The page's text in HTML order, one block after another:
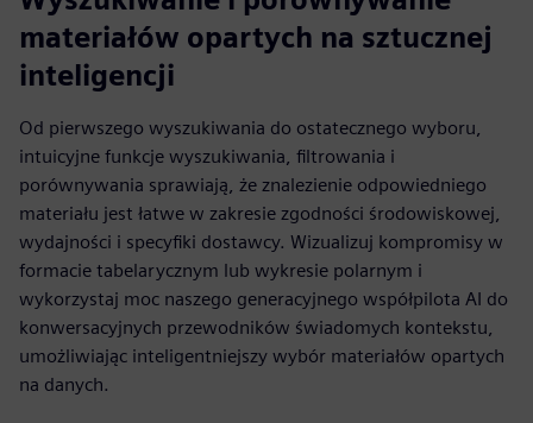
materiałów opartych na sztucznej
inteligencji
Od pierwszego wyszukiwania do ostatecznego wyboru,
intuicyjne funkcje wyszukiwania, filtrowania i
porównywania sprawiają, że znalezienie odpowiedniego
materiału jest łatwe w zakresie zgodności środowiskowej,
wydajności i specyfiki dostawcy. Wizualizuj kompromisy w
formacie tabelarycznym lub wykresie polarnym i
wykorzystaj moc naszego generacyjnego współpilota AI do
konwersacyjnych przewodników świadomych kontekstu,
umożliwiając inteligentniejszy wybór materiałów opartych
na danych.